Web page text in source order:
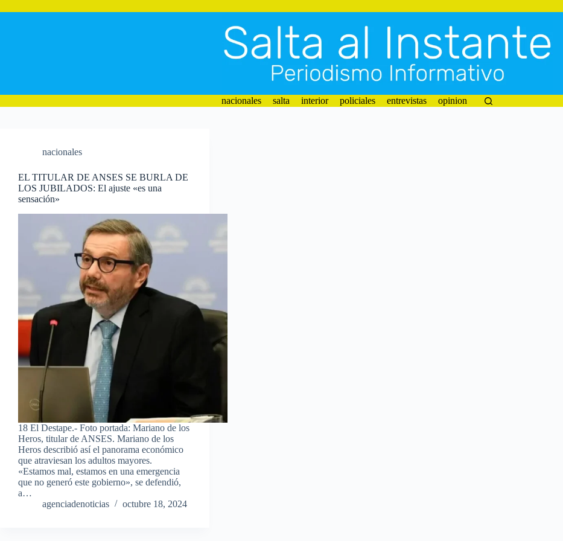
al
nacionales salta interior policiales entrevistas opinion
nacionales
EL TITULAR DE ANSES SE BURLA DE
LOS JUBILADOS: El ajuste «es una
sensación»
18 El Destape.- Foto portada: Mariano de los
Heros, titular de ANSES. Mariano de los
Heros describió así el panorama económico
que atraviesan los adultos mayores.
«Estamos mal, estamos en una emergencia
que no generó este gobierno», se defendió,
a…
agenciadenoticias
octubre 18, 2024